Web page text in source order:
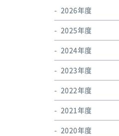
2026年度
2025年度
2024年度
2023年度
2022年度
2021年度
2020年度